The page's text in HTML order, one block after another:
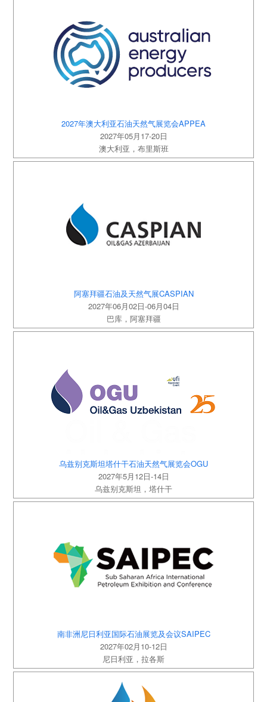
2027年澳大利亚石油天然气展览会APPEA
2027年05月17-20日
澳大利亚，布里斯班
阿塞拜疆石油及天然气展CASPIAN
2027年06月02日-06月04日
巴库，阿塞拜疆
乌兹别克斯坦塔什干石油天然气展览会OGU
2027年5月12日-14日
乌兹别克斯坦，塔什干
南非洲尼日利亚国际石油展览及会议SAIPEC
2027年02月10-12日
尼日利亚，拉各斯